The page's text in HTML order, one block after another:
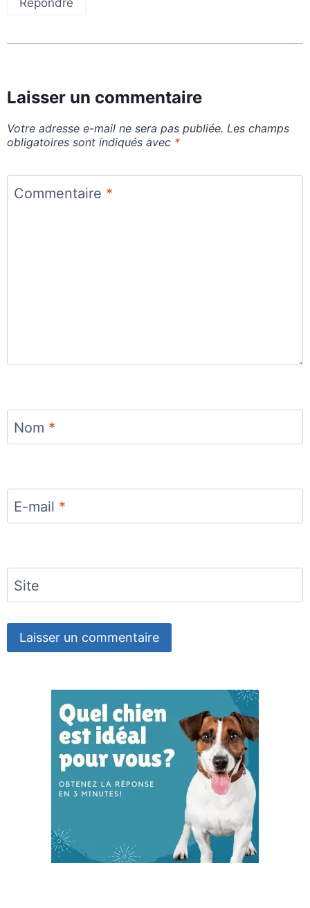
Laisser un commentaire
Votre adresse e-mail ne sera pas publiée. Les champs
obligatoires sont indiqués avec *
Commentaire *
Nom *
E-mail *
Site